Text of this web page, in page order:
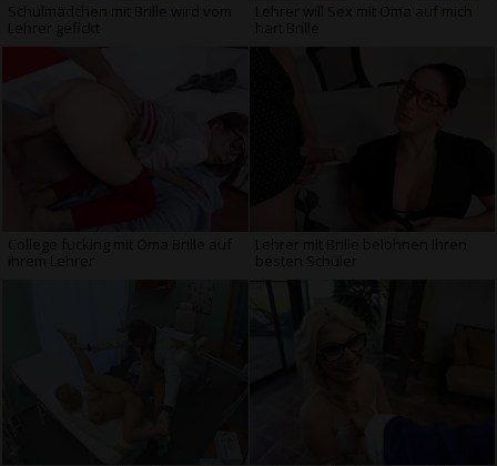
Schulmädchen mit Brille wird vom
Lehrer gefickt
Lehrer will Sex mit Oma auf mich
hart Brille
College fucking mit Oma Brille auf
ihrem Lehrer
Lehrer mit Brille belohnen Ihren
besten Schüler